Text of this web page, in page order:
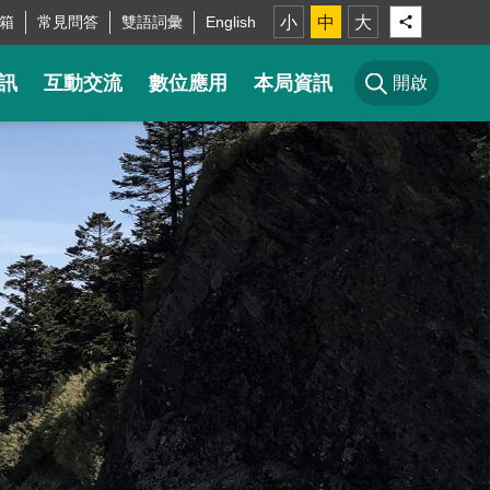
常見問答 雙語詞彙 English 小 中 大
互動交流 數位應用 本局資訊 開啟